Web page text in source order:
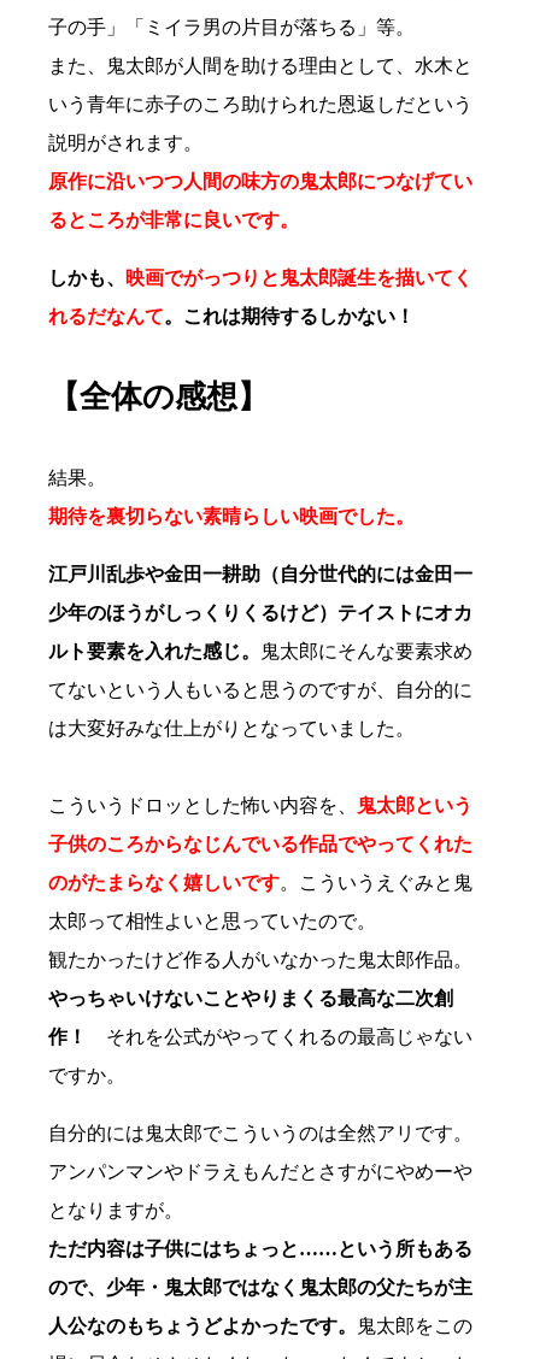
子の手」「ミイラ男の片目が落ちる」等。
また、鬼太郎が人間を助ける理由として、水木と
いう青年に赤子のころ助けられた恩返しだという
説明がされます。
原作に沿いつつ人間の味方の鬼太郎につなげてい
るところが非常に良いです。
しかも、
映画でがっつりと鬼太郎誕生を描いてく
れるだなんて。これは期待するしかない！
【全体の感想】
結果。
期待を裏切らない素晴らしい映画でした。
江戸川乱歩や金田一耕助（自分世代的には金田一
少年のほうがしっくりくるけど）テイストにオカ
ルト要素を入れた感じ。
鬼太郎にそんな要素求め
てないという人もいると思うのですが、自分的に
は大変好みな仕上がりとなっていました。
こういうドロッとした怖い内容を、
鬼太郎という
子供のころからなじんでいる作品でやってくれた
のがたまらなく嬉しいです。こういうえぐみと鬼
太郎って相性よいと思っていたので。
観たかったけど作る人がいなかった鬼太郎作品。
やっちゃいけないことやりまくる最高な二次創
作！
それを公式がやってくれるの最高じゃない
ですか。
自分的には鬼太郎でこういうのは全然アリです。
アンパンマンやドラえもんだとさすがにやめーや
となりますが。
ただ内容は子供にはちょっと……という所もある
ので、少年・鬼太郎ではなく鬼太郎の父たちが主
人公なのもちょうどよかったです。
鬼太郎をこの